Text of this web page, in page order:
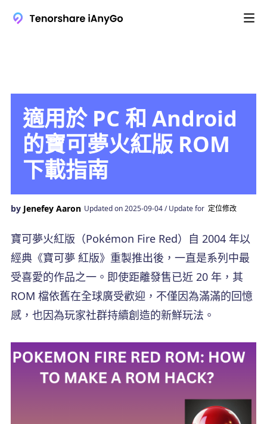
適用於 PC 和 Android
的寶可夢火紅版 ROM
下載指南
by Jenefey Aaron Updated on 2025-09-04 / Update for 定位修改
寶可夢火紅版（Pokémon Fire Red）自 2004 年以
經典《寶可夢 紅版》重製推出後，一直是系列中最
受喜愛的作品之一。即使距離發售已近 20 年，其
ROM 檔依舊在全球廣受歡迎，不僅因為滿滿的回憶
感，也因為玩家社群持續創造的新鮮玩法。